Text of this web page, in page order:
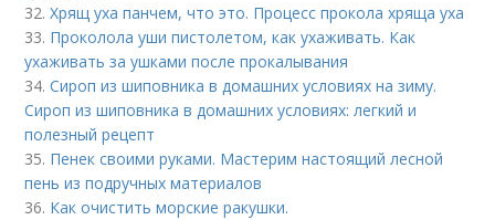
32.Хрящ уха панчем, что это. Процесс прокола хряща уха
33. Проколола уши пистолетом, как ухаживать. Как
ухаживать за ушками после прокалывания
34.Сироп из шиповника в домашних условиях на зиму.
Сироп из шиповника в домашних условиях: легкий и
полезный рецепт
35. Пенек своими руками. Мастерим настоящий лесной
пень из подручных материалов
36. Как очистить морские ракушки.